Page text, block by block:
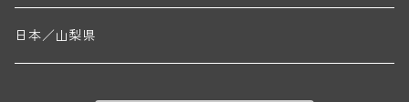
ニコラ・ルジェ(フラジェ・エシェゾー)
ドニ・ペール・エ・フィス(ペルナン・ヴェルジュレス)
コント・ラフォン(ムルソー)
ゲオルグ・ブロイヤー
フランケン
テルメンレギオン
日本／山梨県